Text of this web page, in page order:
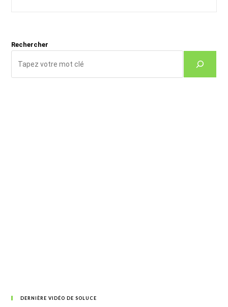
Rechercher
DERNIÈRE VIDÉO DE SOLUCE